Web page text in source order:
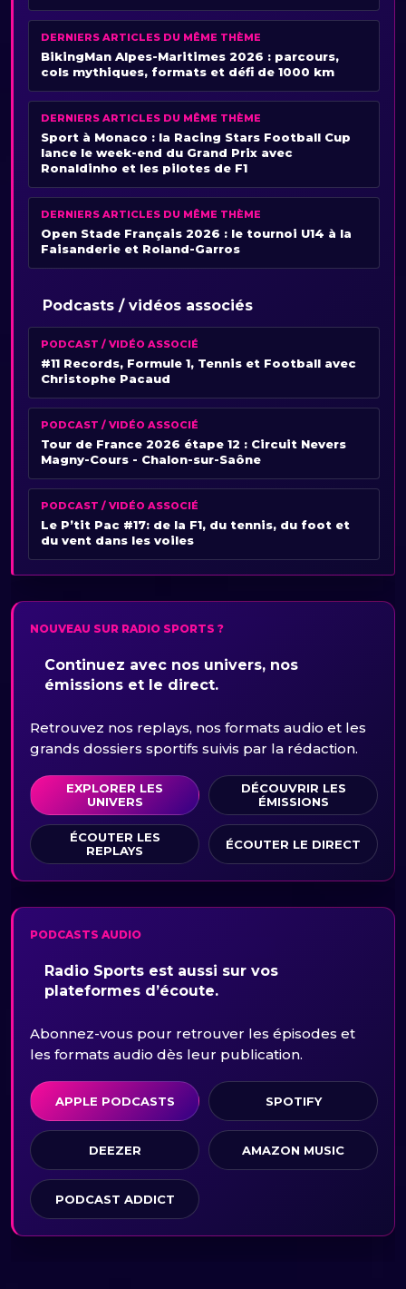
DERNIERS ARTICLES DU MÊME THÈME
BikingMan Alpes-Maritimes 2026 : parcours,
cols mythiques, formats et défi de 1000 km
DERNIERS ARTICLES DU MÊME THÈME
Sport à Monaco : la Racing Stars Football Cup
lance le week-end du Grand Prix avec
Ronaldinho et les pilotes de F1
DERNIERS ARTICLES DU MÊME THÈME
Open Stade Français 2026 : le tournoi U14 à la
Faisanderie et Roland-Garros
Podcasts / vidéos associés
PODCAST / VIDÉO ASSOCIÉ
#11 Records, Formule 1, Tennis et Football avec
Christophe Pacaud
PODCAST / VIDÉO ASSOCIÉ
Tour de France 2026 étape 12 : Circuit Nevers
Magny-Cours - Chalon-sur-Saône
PODCAST / VIDÉO ASSOCIÉ
Le P’tit Pac #17: de la F1, du tennis, du foot et
du vent dans les voiles
NOUVEAU SUR RADIO SPORTS ?
Continuez avec nos univers, nos
émissions et le direct.
Retrouvez nos replays, nos formats audio et les
grands dossiers sportifs suivis par la rédaction.
EXPLORER LES
UNIVERS
DÉCOUVRIR LES
ÉMISSIONS
ÉCOUTER LES
REPLAYS
ÉCOUTER LE DIRECT
PODCASTS AUDIO
Radio Sports est aussi sur vos
plateformes d’écoute.
Abonnez-vous pour retrouver les épisodes et
les formats audio dès leur publication.
APPLE PODCASTS SPOTIFY
DEEZER AMAZON MUSIC
PODCAST ADDICT